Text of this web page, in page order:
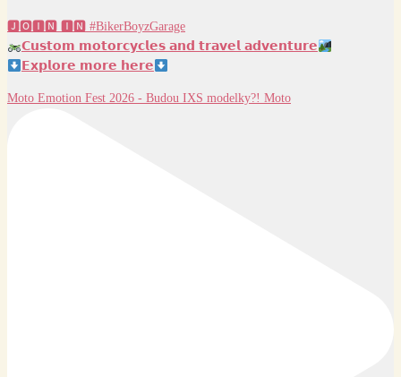
🅹🅾🅸🅽 🅸🅽 #BikerBoyzGarage
𝗖𝘂𝘀𝘁𝗼𝗺 𝗺𝗼𝘁𝗼𝗿𝗰𝘆𝗰𝗹𝗲𝘀 𝗮𝗻𝗱 𝘁𝗿𝗮𝘃𝗲𝗹 𝗮𝗱𝘃𝗲𝗻𝘁𝘂𝗿𝗲
𝗘𝘅𝗽𝗹𝗼𝗿𝗲 𝗺𝗼𝗿𝗲 𝗵𝗲𝗿𝗲
Moto Emotion Fest 2026 - Budou IXS modelky?! Moto